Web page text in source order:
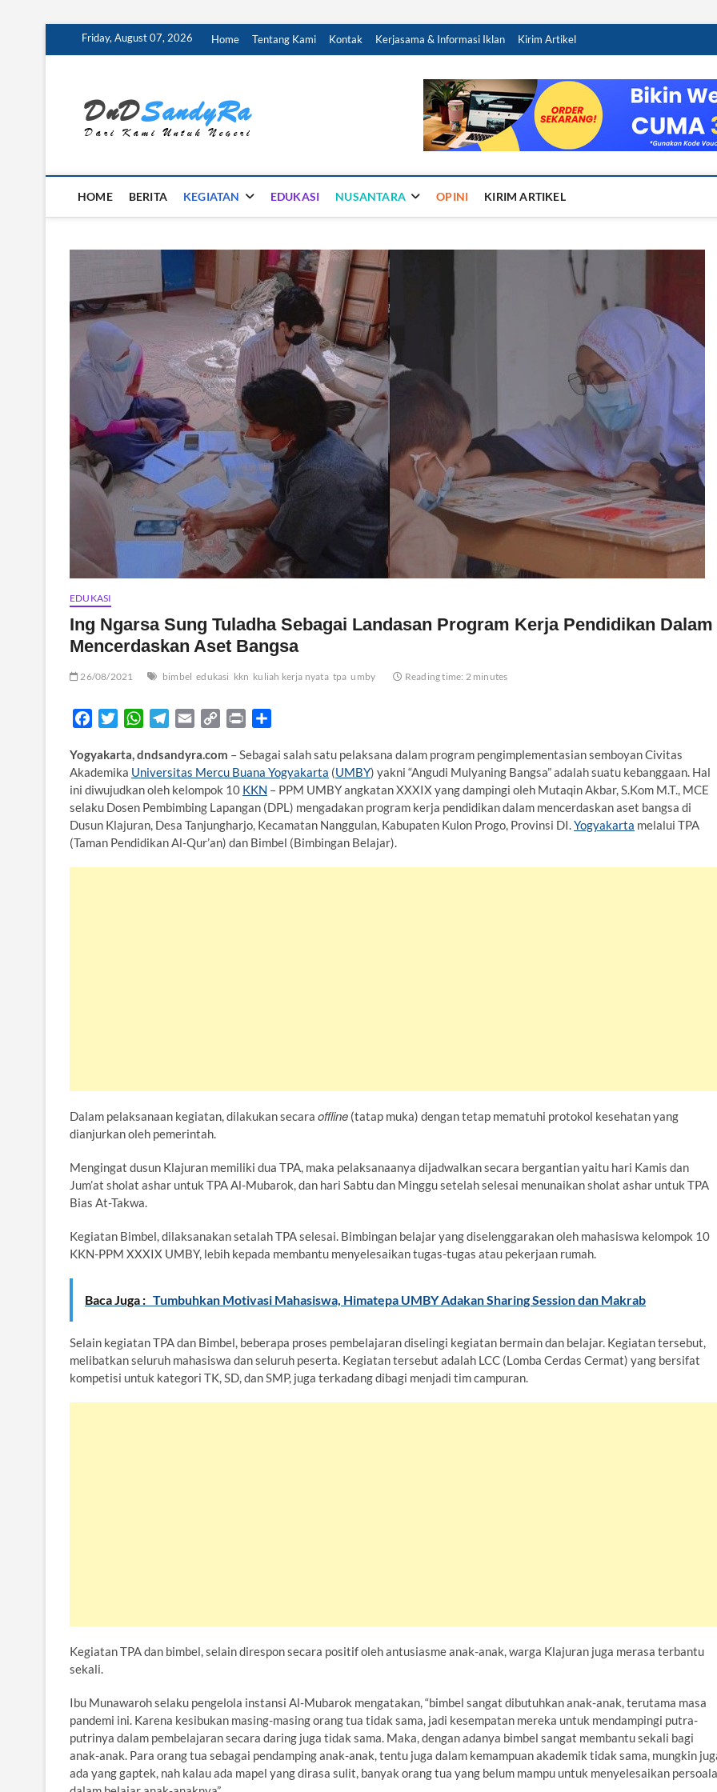
Friday, August 07, 2026 Home Tentang Kami Kontak Kerjasama & Informasi Iklan Kirim Artikel
DnD Sandy Ra
HOME BERITA KEGIATAN EDUKASI NUSANTARA OPINI KIRIM ARTIKEL
EDUKASI
Ing Ngarsa Sung Tuladha Sebagai Landasan Program Kerja Pendidikan Dalam
Mencerdaskan Aset Bangsa
26/08/2021 bimbel edukasi kkn kuliah kerja nyata tpa umby Reading time: 2 minutes
c
e
b
o
o
k
i
t
t
e
r
W
a
t
s
A
p
p
l
e
g
r
a
m
a
i
l
p
y
L
i
n
k
i
n
t
a
r
e
Yogyakarta, dndsandyra.com – Sebagai salah satu pelaksana dalam program pengimplementasian semboyan Civitas
Akademika Universitas Mercu Buana Yogyakarta (UMBY) yakni “Angudi Mulyaning Bangsa” adalah suatu kebanggaan. Hal
ini diwujudkan oleh kelompok 10 KKN – PPM UMBY angkatan XXXIX yang dampingi oleh Mutaqin Akbar, S.Kom M.T., MCE
selaku Dosen Pembimbing Lapangan (DPL) mengadakan program kerja pendidikan dalam mencerdaskan aset bangsa di
Dusun Klajuran, Desa Tanjungharjo, Kecamatan Nanggulan, Kabupaten Kulon Progo, Provinsi DI.Yogyakarta melalui TPA
(Taman Pendidikan Al-Qur’an) dan Bimbel (Bimbingan Belajar).
Dalam pelaksanaan kegiatan, dilakukan secara offline (tatap muka) dengan tetap mematuhi protokol kesehatan yang
dianjurkan oleh pemerintah.
Mengingat dusun Klajuran memiliki dua TPA, maka pelaksanaanya dijadwalkan secara bergantian yaitu hari Kamis dan
Jum’at sholat ashar untuk TPA Al-Mubarok, dan hari Sabtu dan Minggu setelah selesai menunaikan sholat ashar untuk TPA
Bias At-Takwa.
Kegiatan Bimbel, dilaksanakan setalah TPA selesai. Bimbingan belajar yang diselenggarakan oleh mahasiswa kelompok 10
KKN-PPM XXXIX UMBY, lebih kepada membantu menyelesaikan tugas-tugas atau pekerjaan rumah.
Baca Juga : Tumbuhkan Motivasi Mahasiswa, Himatepa UMBY Adakan Sharing Session dan Makrab
Selain kegiatan TPA dan Bimbel, beberapa proses pembelajaran diselingi kegiatan bermain dan belajar. Kegiatan tersebut,
melibatkan seluruh mahasiswa dan seluruh peserta. Kegiatan tersebut adalah LCC (Lomba Cerdas Cermat) yang bersifat
kompetisi untuk kategori TK, SD, dan SMP, juga terkadang dibagi menjadi tim campuran.
Kegiatan TPA dan bimbel, selain direspon secara positif oleh antusiasme anak-anak, warga Klajuran juga merasa terbantu
sekali.
Ibu Munawaroh selaku pengelola instansi Al-Mubarok mengatakan, “bimbel sangat dibutuhkan anak-anak, terutama masa
pandemi ini. Karena kesibukan masing-masing orang tua tidak sama, jadi kesempatan mereka untuk mendampingi putra-
putrinya dalam pembelajaran secara daring juga tidak sama. Maka, dengan adanya bimbel sangat membantu sekali bagi
anak-anak. Para orang tua sebagai pendamping anak-anak, tentu juga dalam kemampuan akademik tidak sama, mungkin
ada yang gaptek, nah kalau ada mapel yang dirasa sulit, banyak orang tua yang belum mampu untuk menyelesaikan